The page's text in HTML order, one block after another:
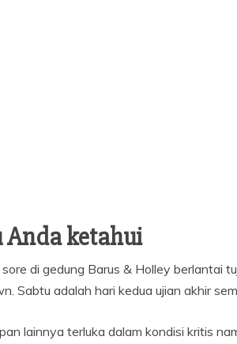
Anda ketahui
di gedung Barus & Holley berlantai
Sabtu adalah hari kedua ujian akhir
lainnya terluka dalam kondisi kritis